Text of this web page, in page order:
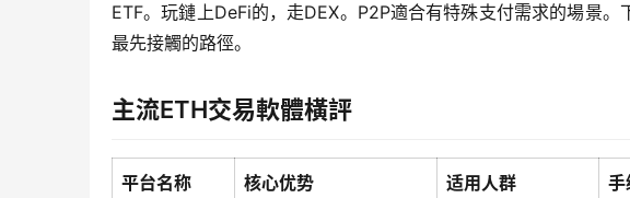
ETF。玩鏈上DeFi的，走DEX。P2P適合有特殊支付需求的場景
最先接觸的路徑。
主流ETH交易軟體橫評
平台名称 核心优势 适用人群 手